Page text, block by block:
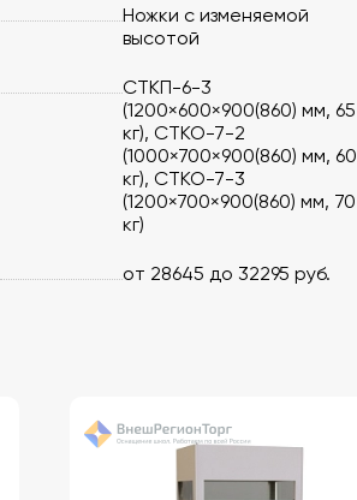
Ножки с изменяемой
высотой
СТКП-6-3
(1200×600×900(860) мм, 65
кг), СТКО-7-2
(1000×700×900(860) мм, 60
кг), СТКО-7-3
(1200×700×900(860) мм, 70
кг)
от 28645 до 32295 руб.